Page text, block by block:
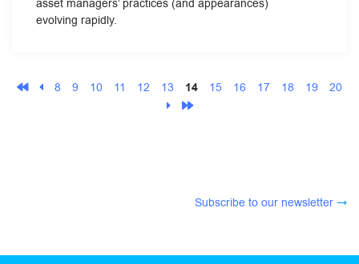
asset managers’ practices (and appearances)
evolving rapidly.
8 9 10 11 12 13 14 15 16 17 18 19 20
Subscribe to our newsletter